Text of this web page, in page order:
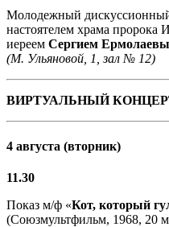
Молодежный
настоятелем храма пророка
иереем Сергием
(М. Ульяновой, 1, зал № 12)
ВИРТУАЛЬНЫЙ
4 августа (вторник)
11.30
Показ м/ф «Кот, который
(Союзмультфильм, 1968, 20